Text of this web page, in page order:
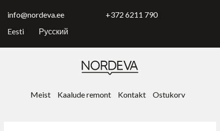
content
info@nordeva.ee
+372 6211 790
Eesti
Русский
Meist Kaalude remont Kontakt Ostukorv